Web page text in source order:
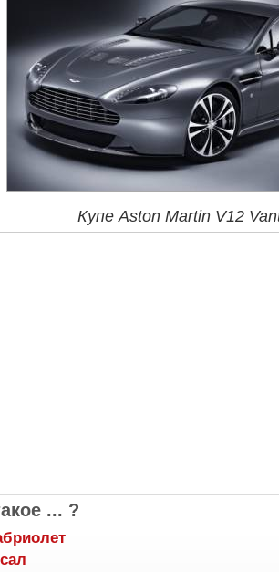
Купе Aston Martin V12
... ?